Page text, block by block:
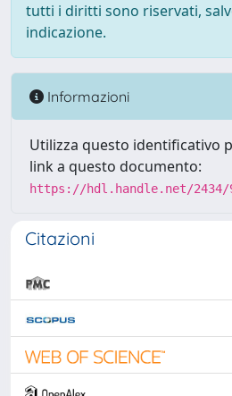
tutti i diritti sono riservati,
indicazione.
Informazioni
Utilizza questo identificativo
link a questo documento:
https://hdl.handle.net/2434/
Citazioni